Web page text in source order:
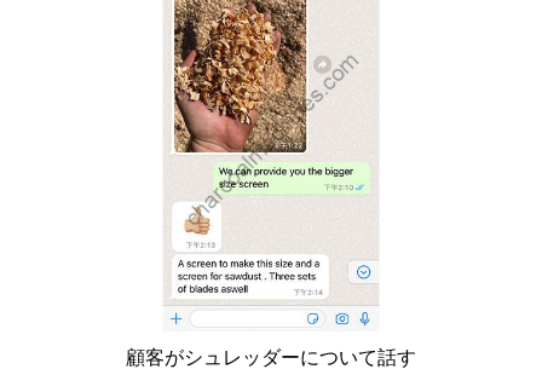
顧客がシュレッダーについて話す